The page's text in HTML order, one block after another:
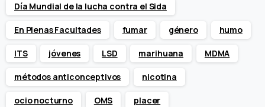
Día Mundial de la lucha contra el Sida
En Plenas Facultades fumar género humo
ITS jóvenes LSD marihuana MDMA
métodos anticonceptivos nicotina
ocio nocturno OMS placer